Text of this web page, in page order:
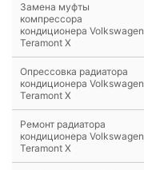
Замена муфты
компрессора
кондиционера Volkswagen
Teramont X
Опрессовка радиатора
кондиционера Volkswagen
Teramont X
Ремонт радиатора
кондиционера Volkswagen
Teramont X